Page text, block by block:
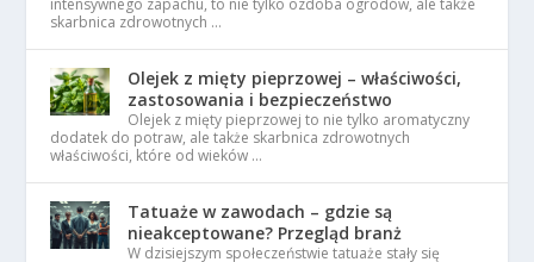
intensywnego zapachu, to nie tylko ozdoba ogrodów, ale także
skarbnica zdrowotnych …
Olejek z mięty pieprzowej – właściwości,
zastosowania i bezpieczeństwo
Olejek z mięty pieprzowej to nie tylko aromatyczny
dodatek do potraw, ale także skarbnica zdrowotnych
właściwości, które od wieków …
Tatuaże w zawodach – gdzie są
nieakceptowane? Przegląd branż
W dzisiejszym społeczeństwie tatuaże stały się